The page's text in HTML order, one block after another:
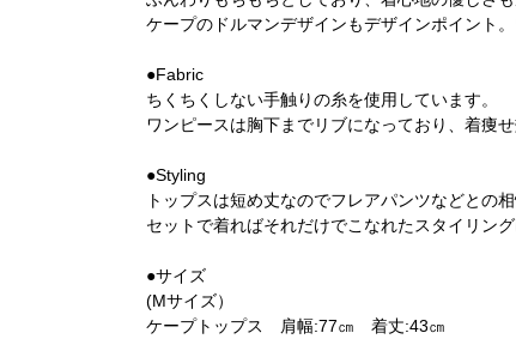
ケープのドルマンデザインもデザインポイント
●Fabric
ちくちくしない手触りの糸を使用しています。
ワンピースは胸下までリブになっており、着痩
●Styling
トップスは短め丈なのでフレアパンツなどとの
セットで着ればそれだけでこなれたスタイリング
●サイズ
(Mサイズ）
ケープトップス 肩幅:77㎝ 着丈:43㎝